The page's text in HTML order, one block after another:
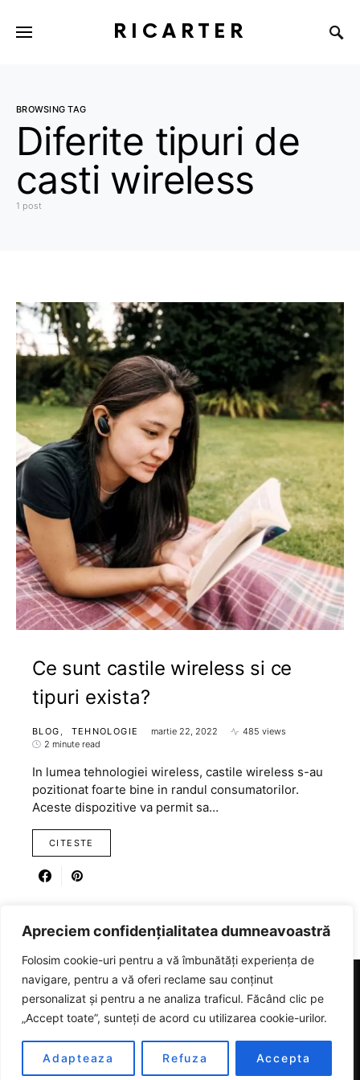
Apreciem confidențialitatea dumneavoastră
Folosim cookie-uri pentru a vă îmbunătăți experiența de
navigare, pentru a vă oferi reclame sau conținut
personalizat și pentru a ne analiza traficul. Făcând clic pe
„Accept toate”, sunteți de acord cu utilizarea cookie-urilor.
Adapteaza Refuza Accepta
RICARTER
BROWSING TAG
Diferite tipuri de
casti wireless
1 post
Ce sunt castile wireless si ce
tipuri exista?
BLOG TEHNOLOGIE martie 22, 2022
485 views
2 minute read
In lumea tehnologiei wireless, castile wireless s-au
pozitionat foarte bine in randul consumatorilor.
Aceste dispozitive va permit sa…
CITESTE
RICARTER